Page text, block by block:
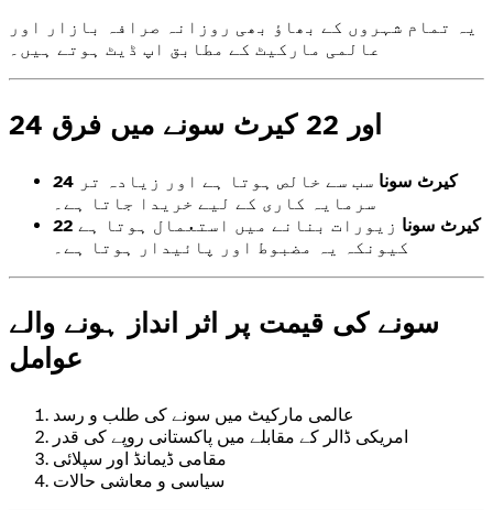
یہ تمام شہروں کے بھاؤ بھی روزانہ صرافہ بازار اور
عالمی مارکیٹ کے مطابق اپ ڈیٹ ہوتے ہیں۔
24 اور 22 کیرٹ سونے میں فرق
24 کیرٹ سونا سب سے خالص ہوتا ہے اور زیادہ تر
سرمایہ کاری کے لیے خریدا جاتا ہے۔
22 کیرٹ سونا زیورات بنانے میں استعمال ہوتا ہے
کیونکہ یہ مضبوط اور پائیدار ہوتا ہے۔
سونے کی قیمت پر اثر انداز ہونے والے
عوامل
عالمی مارکیٹ میں سونے کی طلب و رسد
امریکی ڈالر کے مقابلے میں پاکستانی روپے کی قدر
مقامی ڈیمانڈ اور سپلائی
سیاسی و معاشی حالات